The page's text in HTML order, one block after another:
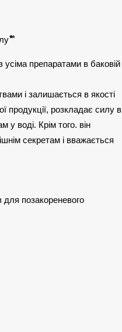
препаратами в баковій
і залишається в якості
продукції, розкладає силу в
у воді. Крім того. він
секретам і вважається
для позакореневого